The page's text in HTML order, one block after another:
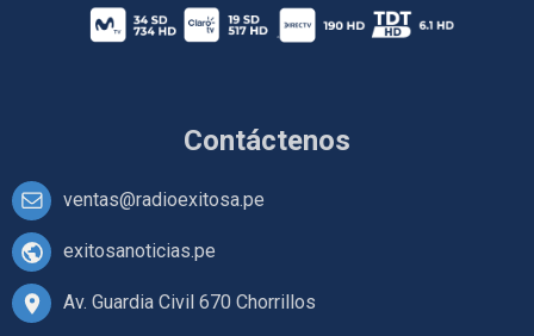
Contáctenos
ventas@radioexitosa.pe
exitosanoticias.pe
Av. Guardia Civil 670 Chorrillos